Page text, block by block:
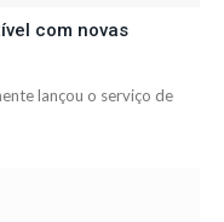
com novas
lançou o serviço de